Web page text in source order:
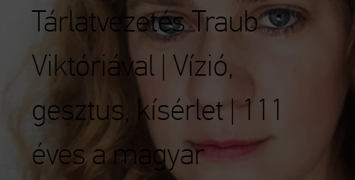
Tárlatvezetés Traub
Viktóriával | Vízió,
gesztus, kísérlet | 111
éves a magyar